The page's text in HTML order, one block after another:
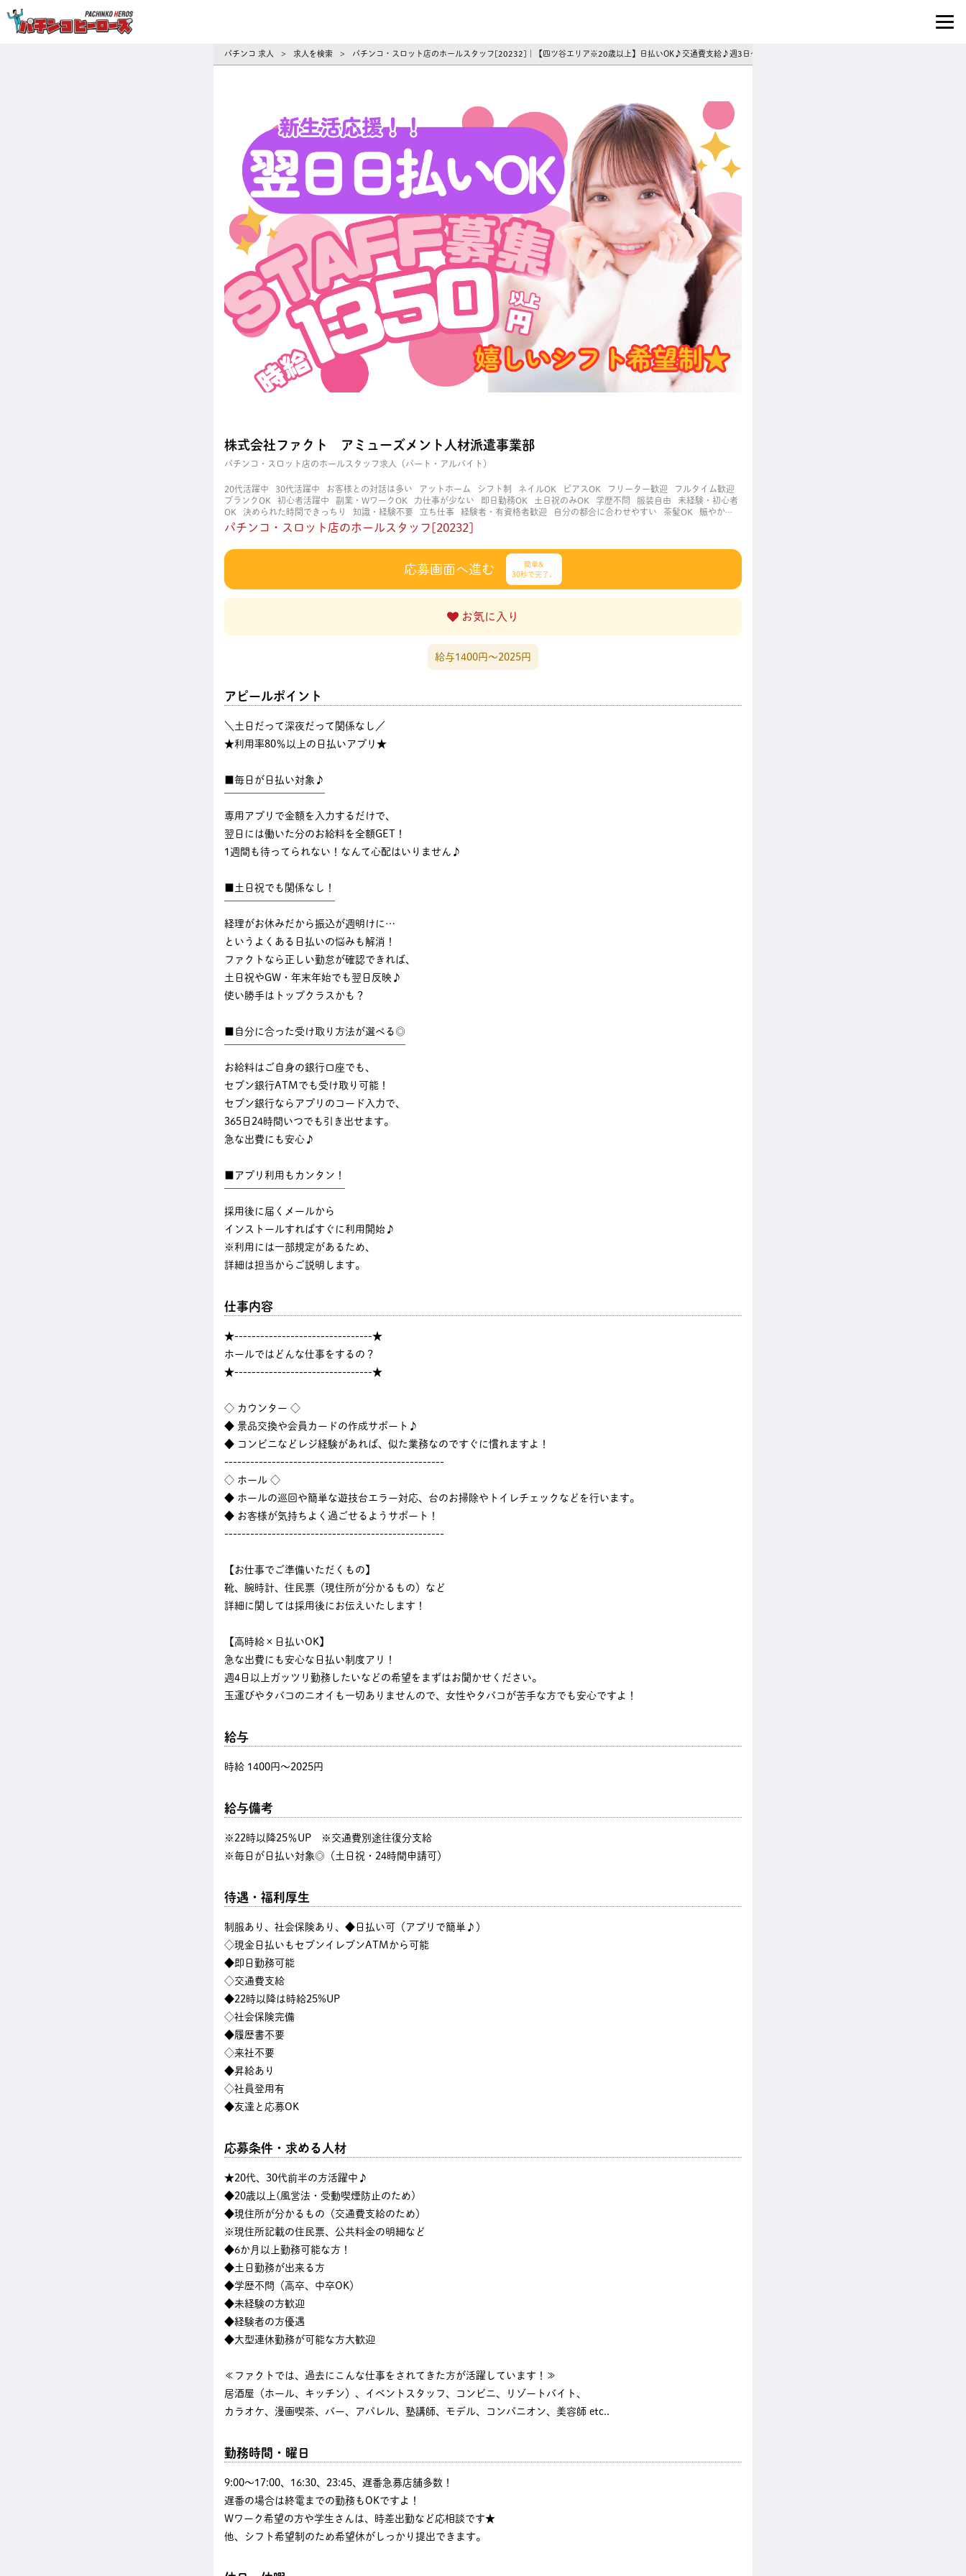
パチンコ 求人 > 求人を検索 > パチンコ・スロット店のホールスタッフ[20232]｜【四ツ谷エリア※20歳以上】日払いOK♪交通費支給♪週3日～シフト相談◎
株式会社ファクト アミューズメント人材派遣事業部
パチンコ・スロット店のホールスタッフ求人（パート・アルバイト）
20代活躍中 30代活躍中 お客様との対話は多い アットホーム シフト制 ネイルOK ピアスOK フリーター歓迎
フルタイム歓迎
ブランクOK
初心者活躍中 副業・WワークOK 力仕事が少ない 即日勤務OK 土日祝のみOK 学歴不問 服装自由
未経験・初心者
OK
決められた時間できっちり 知識・経験不要 立ち仕事 経験者・有資格者歓迎 自分の都合に合わせやすい 茶髪OK
賑やかな
職場
週4日以上OK 長く働ける 長期歓迎 髪型自由 髪色自由
パチンコ・スロット店のホールスタッフ[20232]
応募画面へ進む
簡単&
30秒で完了♩
お気に入り
給与1400円〜2025円
アピールポイント
＼土日だって深夜だって関係なし／
★利用率80％以上の日払いアプリ★
■毎日が日払い対象♪
専用アプリで金額を入力するだけで、
翌日には働いた分のお給料を全額GET！
1週間も待ってられない！なんて心配はいりません♪
■土日祝でも関係なし！
経理がお休みだから振込が週明けに…
というよくある日払いの悩みも解消！
ファクトなら正しい勤怠が確認できれば、
土日祝やGW・年末年始でも翌日反映♪
使い勝手はトップクラスかも？
■自分に合った受け取り方法が選べる◎
お給料はご自身の銀行口座でも、
セブン銀行ATMでも受け取り可能！
セブン銀行ならアプリのコード入力で、
365日24時間いつでも引き出せます。
急な出費にも安心♪
■アプリ利用もカンタン！
採用後に届くメールから
インストールすればすぐに利用開始♪
※利用には一部規定があるため、
詳細は担当からご説明します。
仕事内容
★--------------------------------★
ホールではどんな仕事をするの？
★--------------------------------★
◇ カウンター ◇
◆ 景品交換や会員カードの作成サポート♪
◆ コンビニなどレジ経験があれば、似た業務なのですぐに慣れますよ！
---------------------------------------------------
◇ ホール ◇
◆ ホールの巡回や簡単な遊技台エラー対応、台のお掃除やトイレチェックなどを行います。
◆ お客様が気持ちよく過ごせるようサポート！
---------------------------------------------------
【お仕事でご準備いただくもの】
靴、腕時計、住民票（現住所が分かるもの）など
詳細に関しては採用後にお伝えいたします！
【高時給×日払いOK】
急な出費にも安心な日払い制度アリ！
週4日以上ガッツリ勤務したいなどの希望をまずはお聞かせください。
玉運びやタバコのニオイも一切ありませんので、女性やタバコが苦手な方でも安心ですよ！
給与
時給 1400円〜2025円
給与備考
※22時以降25％UP ※交通費別途往復分支給
※毎日が日払い対象◎（土日祝・24時間申請可）
待遇・福利厚生
制服あり、社会保険あり、◆日払い可（アプリで簡単♪）
◇現金日払いもセブンイレブンATMから可能
◆即日勤務可能
◇交通費支給
◆22時以降は時給25%UP
◇社会保険完備
◆履歴書不要
◇来社不要
◆昇給あり
◇社員登用有
◆友達と応募OK
応募条件・求める人材
★20代、30代前半の方活躍中♪
◆20歳以上(風営法・受動喫煙防止のため)
◆現住所が分かるもの（交通費支給のため）
※現住所記載の住民票、公共料金の明細など
◆6か月以上勤務可能な方！
◆土日勤務が出来る方
◆学歴不問（高卒、中卒OK）
◆未経験の方歓迎
◆経験者の方優遇
◆大型連休勤務が可能な方大歓迎
≪ファクトでは、過去にこんな仕事をされてきた方が活躍しています！≫
居酒屋（ホール、キッチン）、イベントスタッフ、コンビニ、リゾートバイト、
カラオケ、漫画喫茶、バー、アパレル、塾講師、モデル、コンパニオン、美容師 etc..
勤務時間・曜日
9:00〜17:00、16:30、23:45、遅番急募店舗多数！
遅番の場合は終電までの勤務もOKですよ！
Wワーク希望の方や学生さんは、時差出勤など応相談です★
他、シフト希望制のため希望休がしっかり提出できます。